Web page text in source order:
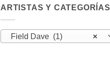
ARTISTAS Y CATEGORÍAS
×
Field Dave (1)